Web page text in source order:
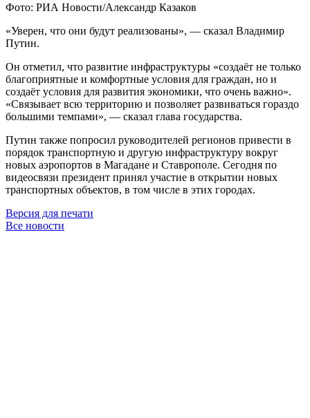
Фото: РИА Новости/Александр Казаков
«Уверен, что они будут реализованы», — сказал Владимир
Путин.
Он отметил, что развитие инфраструктуры «создаёт не только
благоприятные и комфортные условия для граждан, но и
создаёт условия для развития экономики, что очень важно».
«Связывает всю территорию и позволяет развиваться гораздо
большими темпами», — сказал глава государства.
Путин также попросил руководителей регионов привести в
порядок транспортную и другую инфраструктуру вокруг
новых аэропортов в Магадане и Ставрополе. Сегодня по
видеосвязи президент принял участие в открытии новых
транспортных объектов, в том числе в этих городах.
Версия для печати
Все новости